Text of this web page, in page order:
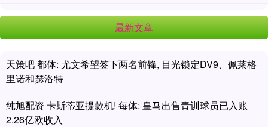
最新文章
天策吧 都体: 尤文希望签下两名前锋, 目光锁定DV9、佩莱格
里诺和瑟洛特
纯旭配资 卡斯蒂亚提款机! 每体: 皇马出售青训球员已入账
2.26亿欧收入